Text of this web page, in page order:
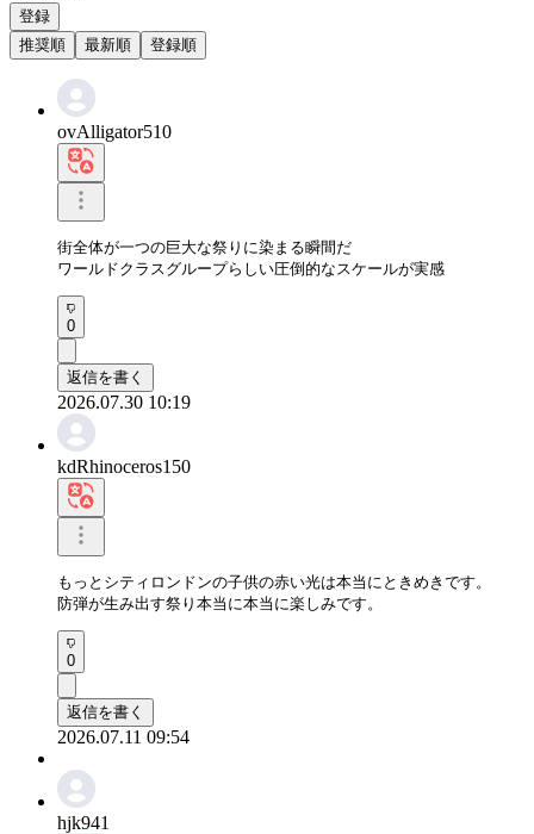
登録
推奨順
最新順 登録順
ovAlligator510
街全体が一つの巨大な祭りに染まる瞬間だ
ワールドクラスグループらしい圧倒的なスケールが実感
0
返信を書く
2026.07.30 10:19
kdRhinoceros150
もっとシティロンドンの子供の赤い光は本当にときめきです。
防弾が生み出す祭り本当に本当に楽しみです。
0
返信を書く
2026.07.11 09:54
hjk941